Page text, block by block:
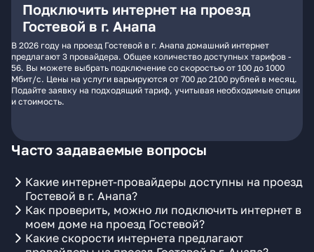
Подключить интернет на проезд
Гостевой в г. Анапа
В 2026 году на проезд Гостевой в г. Анапа домашний интернет
предлагают 3 провайдера. Общее количество доступных тарифов -
56. Вы можете выбрать подключение со скоростью от 100 до 1000
Мбит/с. Цены на услуги варьируются от 700 до 2100 рублей в месяц.
Подайте заявку на подходящий тариф, учитывая необходимые опции
и стоимость.
Часто задаваемые вопросы
Какие интернет-провайдеры доступны на проезд
Гостевой в г. Анапа?
Как проверить, можно ли подключить интернет в
моем доме на проезд Гостевой?
Какие скорости интернета предлагают